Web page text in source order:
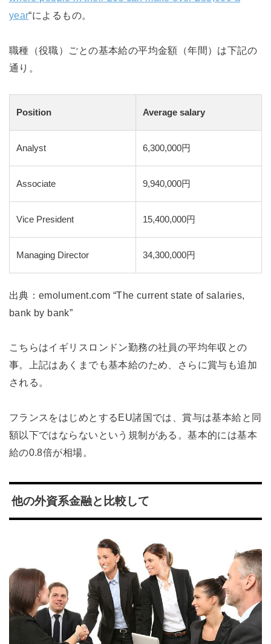
year“によるもの。
職種（役職）ごとの基本給の平均金額（年間）は下記の
通り。
Position Average salary
Analyst 6,300,000円
Associate 9,940,000円
Vice President 15,400,000円
Managing Director 34,300,000円
出典：emolument.com “The current state of salaries,
bank by bank”
こちらはイギリスロンドン勤務の社員の平均年収との
事。上記はあくまでも基本給のため、さらに賞与も追加
される。
フランスをはじめとするEU諸国では、賞与は基本給と同
額以下ではならないという規制がある。基本的には基本
給の0.8倍が相場。
他の外資系金融と比較して